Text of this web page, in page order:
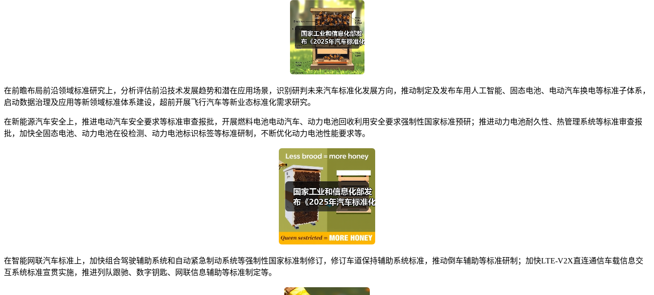
在前瞻布局前沿领域标准研究上，分析评估前沿技术发展趋势和潜在应用场景，识别研判未来汽车标准化发展方向，推动制定及发布车用人工智能、固态电池、电动汽车换电等标准子体系，
启动数据治理及应用等新领域标准体系建设，超前开展飞行汽车等新业态标准化需求研究。
在新能源汽车安全上，推进电动汽车安全要求等标准审查报批，开展燃料电池电动汽车、动力电池回收利用安全要求强制性国家标准预研；推进动力电池耐久性、热管理系统等标准审查报
批，加快全固态电池、动力电池在役检测、动力电池标识标签等标准研制，不断优化动力电池性能要求等。
在智能网联汽车标准上，加快组合驾驶辅助系统和自动紧急制动系统等强制性国家标准制修订，修订车道保持辅助系统标准，推动倒车辅助等标准研制；加快LTE-V2X直连通信车载信息交
互系统标准宣贯实施，推进列队跟驰、数字钥匙、网联信息辅助等标准制定等。